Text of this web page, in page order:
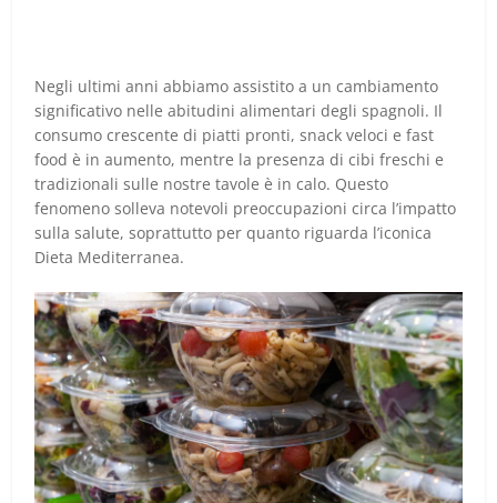
Negli ultimi anni abbiamo assistito a un cambiamento
significativo nelle abitudini alimentari degli spagnoli. Il
consumo crescente di piatti pronti, snack veloci e fast
food è in aumento, mentre la presenza di cibi freschi e
tradizionali sulle nostre tavole è in calo. Questo
fenomeno solleva notevoli preoccupazioni circa l’impatto
sulla salute, soprattutto per quanto riguarda l’iconica
Dieta Mediterranea.